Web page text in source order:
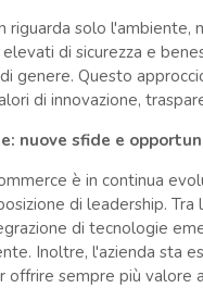
riguarda solo l'ambiente,
di sicurezza e
genere. Questo
di innovazione,
nuove sfide e
è in continua
di leadership.
di tecnologie
Inoltre, l'azienda sta
offrire sempre più valore